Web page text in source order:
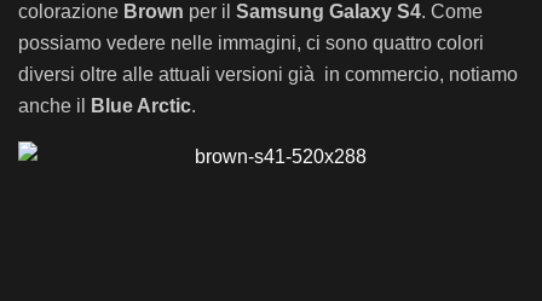
colorazione Brown per il Samsung Galaxy S4. Come
possiamo vedere nelle immagini, ci sono quattro colori
diversi oltre alle attuali versioni già in commercio, notiamo
anche il
Blue Arctic.